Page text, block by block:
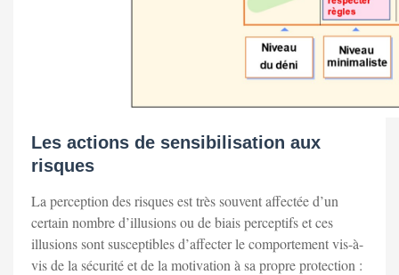
Les actions de sensibilisation aux
risques
La perception des risques est très souvent affectée d’un
certain nombre d’illusions ou de biais perceptifs et ces
illusions sont susceptibles d’affecter le comportement vis-à-
vis de la sécurité et de la motivation à sa propre protection :